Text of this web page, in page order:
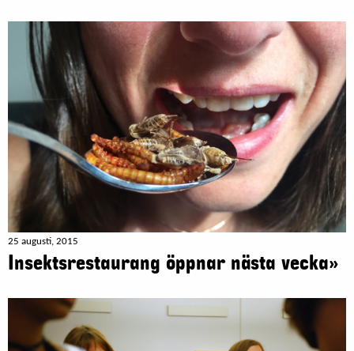
25 augusti, 2015
Insektsrestaurang öppnar nästa vecka»